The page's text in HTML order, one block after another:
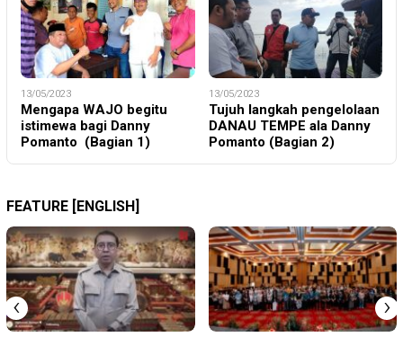
13/05/2023
Mengapa WAJO begitu
istimewa bagi Danny
Pomanto (Bagian 1)
13/05/2023
Tujuh langkah pengelolaan
DANAU TEMPE ala Danny
Pomanto (Bagian 2)
FEATURE [ENGLISH]
‹ ›